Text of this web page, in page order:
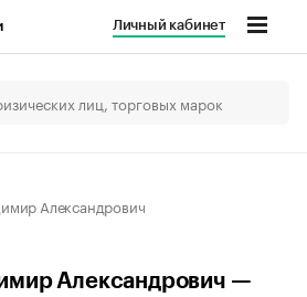
Личный кабинет
Александрович
Александрович —